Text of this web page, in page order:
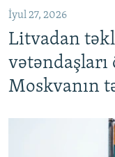
İyul 27, 2026
Litvadan
Moskvanın